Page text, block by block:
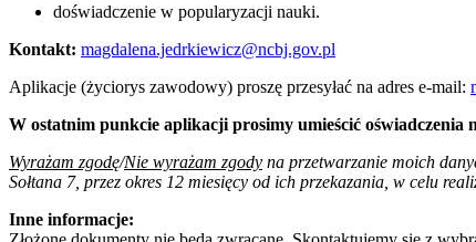
doświadczenie w popularyzacji nauki.
Kontakt: magdalena.jedrkiewicz@ncbj.gov.pl
Aplikacje (życiorys zawodowy) proszę przesyłać na adres e-mail:
W ostatnim punkcie aplikacji prosimy umieścić oświadczenia
Wyrażam zgodę/Nie wyrażam zgody na przetwarzanie moich
Sołtana 7, przez okres 12 miesięcy od ich przekazania, w celu
Inne informacje: